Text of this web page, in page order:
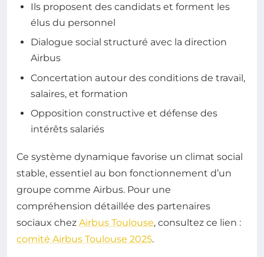
Ils proposent des candidats et forment les
élus du personnel
Dialogue social structuré avec la direction
Airbus
Concertation autour des conditions de travail,
salaires, et formation
Opposition constructive et défense des
intérêts salariés
Ce système dynamique favorise un climat social
stable, essentiel au bon fonctionnement d’un
groupe comme Airbus. Pour une
compréhension détaillée des partenaires
sociaux chez Airbus Toulouse, consultez ce lien :
comité Airbus Toulouse 2025.